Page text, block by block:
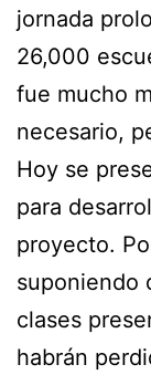
jornada
26,000
fue mucho
necesario,
Hoy se
para
proyecto.
suponiendo
clases
habrán